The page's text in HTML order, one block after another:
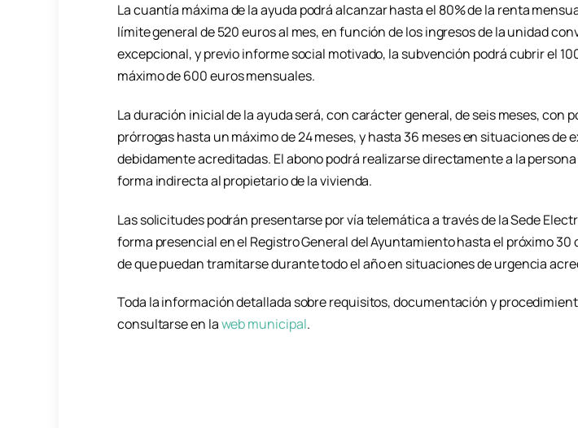
La cuantía máxima de la ayuda podrá alcanzar hasta el 80% de la renta
límite general de 520 euros al mes, en función de los ingresos de la unidad
excepcional, y previo informe social motivado, la subvención podrá cubrir el
máximo de 600 euros mensuales.
La duración inicial de la ayuda será, con carácter general, de seis meses, con
prórrogas hasta un máximo de 24 meses, y hasta 36 meses en situaciones de
debidamente acreditadas. El abono podrá realizarse directamente a la
forma indirecta al propietario de la vivienda.
Las solicitudes podrán presentarse por vía telemática a través de la Sede
forma presencial en el Registro General del Ayuntamiento hasta el próximo 30
de que puedan tramitarse durante todo el año en situaciones de urgencia
Toda la información detallada sobre requisitos, documentación y
consultarse en laweb municipal.